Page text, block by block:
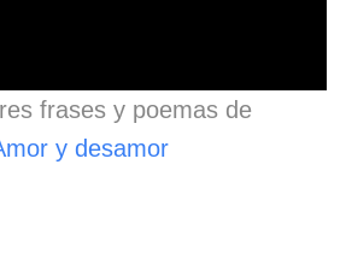
frases y poemas de
y desamor